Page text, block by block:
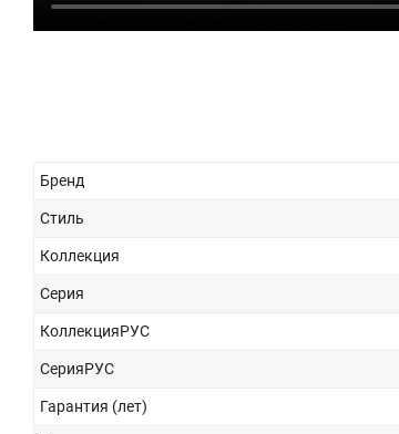
Бренд
Стиль
Коллекция
Серия
КоллекцияРУС
СерияРУС
Гарантия (лет)